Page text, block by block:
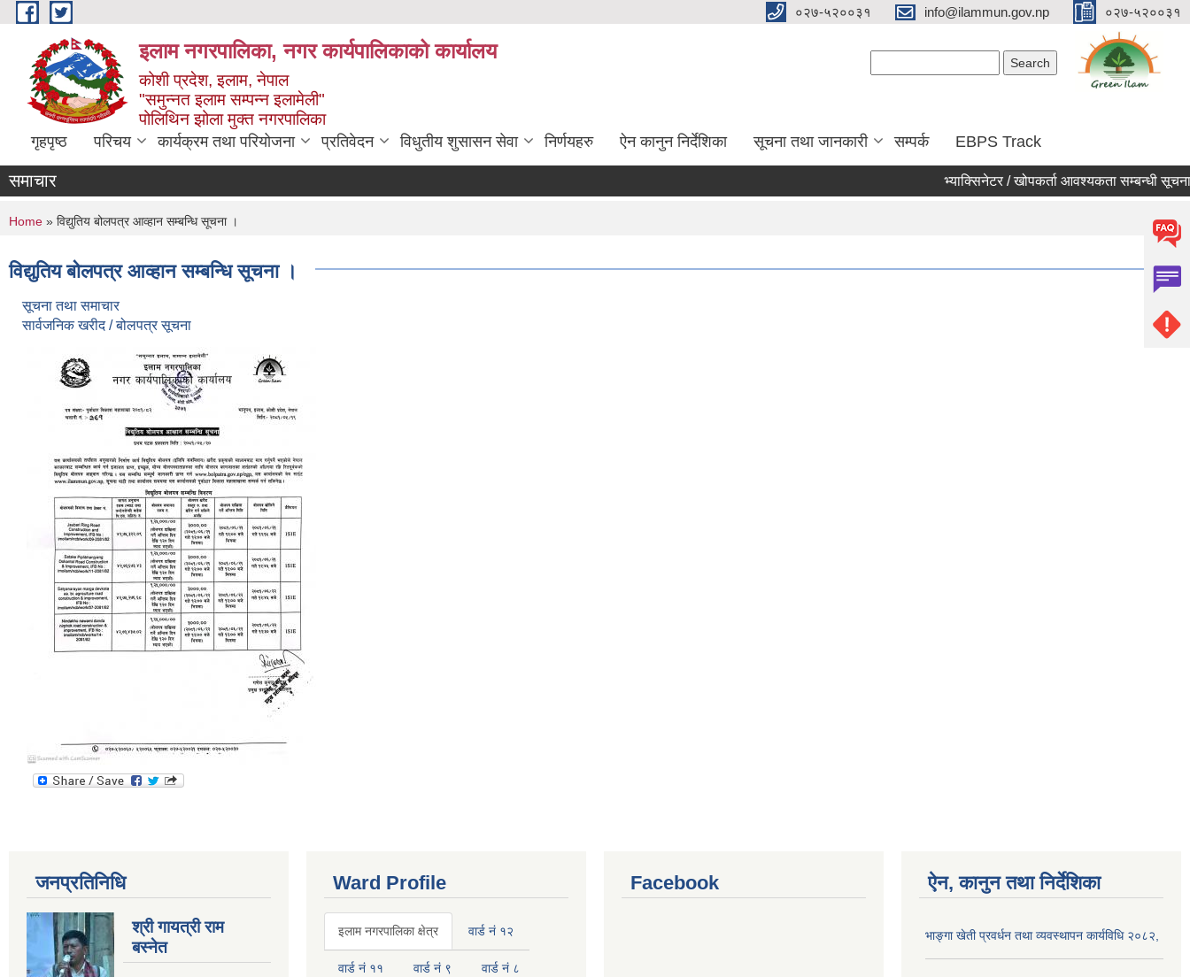
Skip to main content ०२७-५२००३१ info@ilammun.gov.np ०२७-५२००३१
इलाम नगरपालिका, नगर कार्यपालिकाको कार्यालय
कोशी प्रदेश, इलाम, नेपाल
"समुन्नत इलाम सम्पन्न इलामेली"
पोलिथिन झोला मुक्त नगरपालिका
गृहपृष्ठ परिचय कार्यक्रम तथा परियोजना प्रतिवेदन विधुतीय शुसासन सेवा निर्णयहरु ऐन कानुन निर्देशिका सूचना तथा जानकारी सम्पर्क EBPS Track
समाचार भ्याक्सिनेटर / खोपकर्ता आवश्यकता सम्बन्धी सूचना ।
You are here
Home » विद्युतिय बोलपत्र आव्हान सम्बन्धि सूचना ।
विद्युतिय बोलपत्र आव्हान सम्बन्धि सूचना ।
सूचना तथा समाचार
सार्वजनिक खरीद / बोलपत्र सूचना
जनप्रतिनिधि
श्री गायत्री राम
बस्नेत
Ward Profile
इलाम नगरपालिका क्षेत्र वार्ड नं १२
वार्ड नं ११ वार्ड नं ९ वार्ड नं ८
Facebook ऐन, कानुन तथा निर्देशिका
भाङ्गा खेती प्रवर्धन तथा व्यवस्थापन कार्यविधि २०८२,